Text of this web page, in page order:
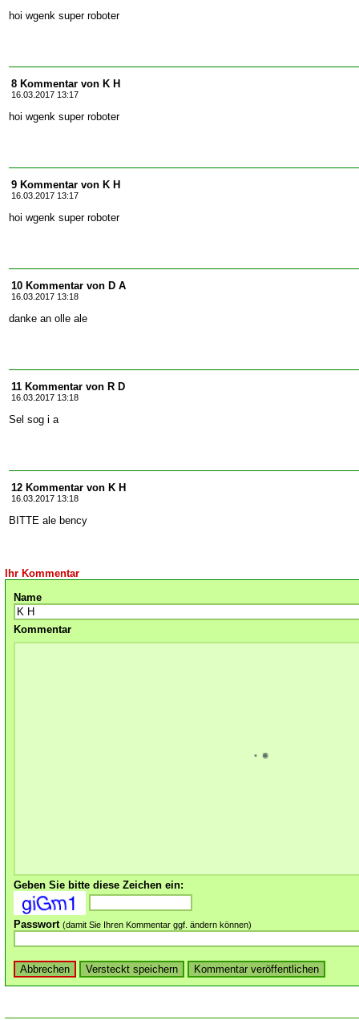
hoi wgenk super roboter
8 Kommentar von K H
16.03.2017 13:17
hoi wgenk super roboter
9 Kommentar von K H
16.03.2017 13:17
hoi wgenk super roboter
10 Kommentar von D A
16.03.2017 13:18
danke an olle ale
11 Kommentar von R D
16.03.2017 13:18
Sel sog i a
12 Kommentar von K H
16.03.2017 13:18
BITTE ale bency
Ihr Kommentar
Name
Kommentar
Geben Sie bitte diese Zeichen ein:
Passwort (damit Sie Ihren Kommentar ggf. ändern können)